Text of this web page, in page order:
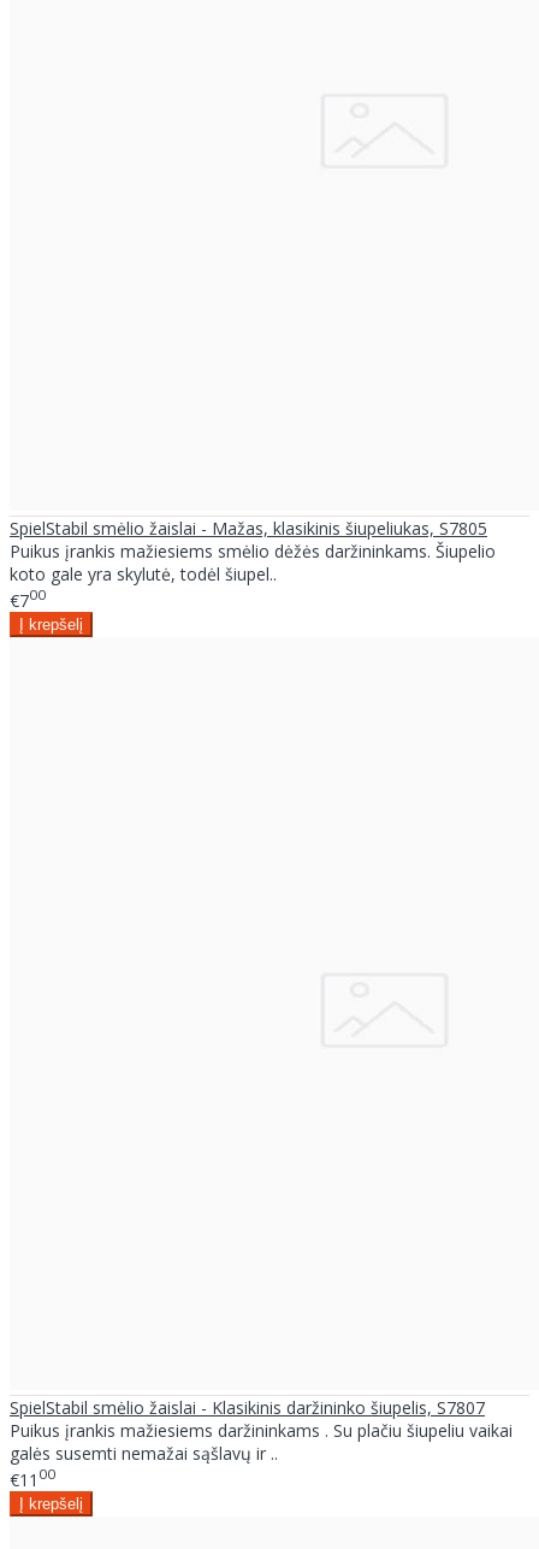
SpielStabil smėlio žaislai - Mažas, klasikinis šiupeliukas, S7805
Puikus įrankis mažiesiems smėlio dėžės daržininkams. Šiupelio
koto gale yra skylutė, todėl šiupel..
€700
SpielStabil smėlio žaislai - Klasikinis daržininko šiupelis, S7807
Puikus įrankis mažiesiems daržininkams . Su plačiu šiupeliu vaikai
galės susemti nemažai sąšlavų ir ..
€11 00